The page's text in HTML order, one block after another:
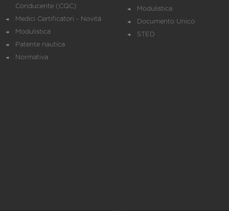
Conducente (CQC)
Medici Certificatori - Novità
Modulistica
Patente nautica
Normativa
Modulistica
Documento Unico
STED